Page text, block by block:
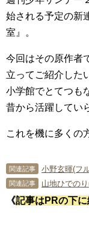
始される予定の新
室』。
今回はその原作者
立ってご紹介した
小学館でとてつも
昔から活躍してい
これを機に多くの
関連記事
関連記事
《記事はPRの下に